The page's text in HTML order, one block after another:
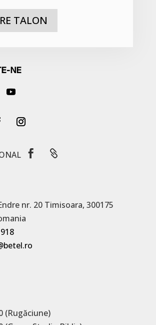
TALON
NE
 
nr. 20 Timisoara, 300175
(Rugăciune)